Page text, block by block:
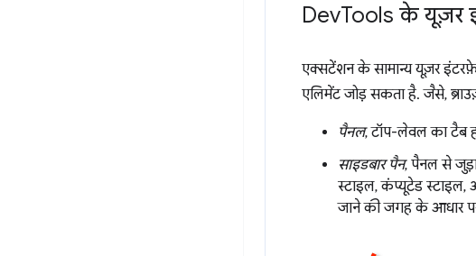
DevTools के यूज़र
एक्सटेंशन के सामान्य यूज़र
एलिमेंट जोड़ सकता है. जैसे,
पैनल, टॉप-लेवल का टैब
साइडबार पैन, पैनल से
स्टाइल, कंप्यूटेड
जाने की जगह के आधार